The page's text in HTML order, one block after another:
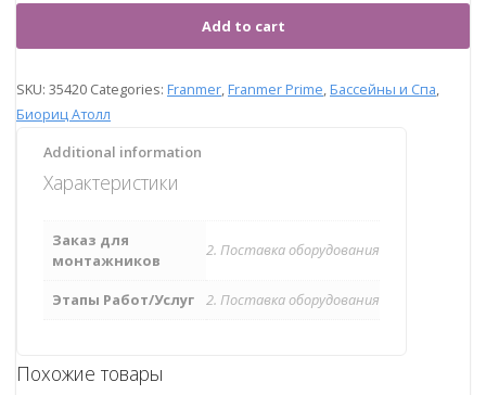
Add to cart
SKU: 35420 Categories: Franmer Franmer Prime Бассейны и Спа
Биориц Атолл
Additional information
Характеристики
Заказ для
монтажников
2. Поставка оборудования
Этапы Работ/Услуг 2. Поставка оборудования
Похожие товары